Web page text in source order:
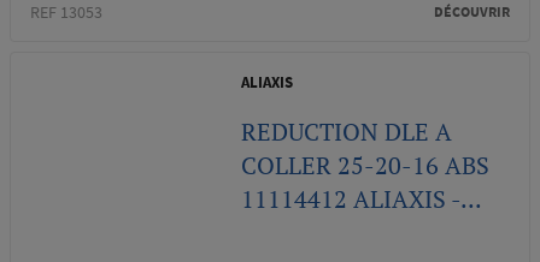
REF 13053 DÉCOUVRIR
ALIAXIS
REDUCTION DLE A
COLLER 25-20-16 ABS
11114412 ALIAXIS -...